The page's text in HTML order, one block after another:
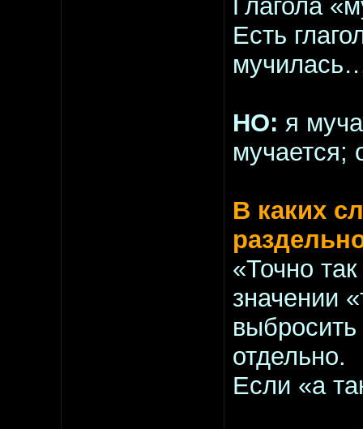
Глагола
Есть
НО: я
мучается;
В каких
«Точно
значении
отдельно.
Если «а